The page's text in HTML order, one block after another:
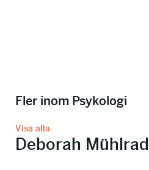
Fler inom Psykologi
Visa alla
Deborah Mühlrad